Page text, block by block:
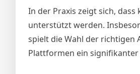
In der Praxis zeigt sich,
unterstützt werden.
spielt die Wahl der richtigen
Plattformen ein